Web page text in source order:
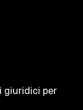
giuridici per